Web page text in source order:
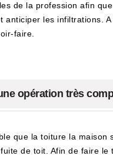
de la profession afin
les infiltrations.
faire.
opération très
que la toiture la
de toit. Afin de faire